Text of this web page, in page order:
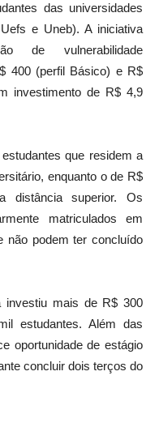
das universidades
e Uneb). A iniciativa
de vulnerabilidade
400 (perfil Básico) e R$
investimento de R$ 4,9
que residem a
enquanto o de R$
superior. Os
matriculados em
não podem ter concluído
investiu mais de R$ 300
estudantes. Além das
oportunidade de estágio
concluir dois terços do